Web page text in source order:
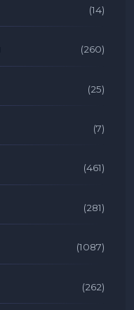
(14)
(260)
(25)
(7)
(461)
(281)
(1087)
(262)